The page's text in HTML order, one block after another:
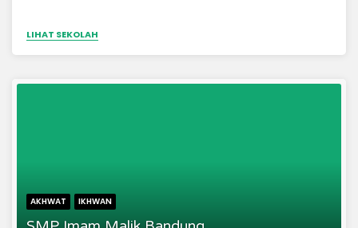
LIHAT SEKOLAH
AKHWAT IKHWAN